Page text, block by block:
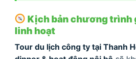
Kịch bản chương trình
linh hoạt
Tour du lịch công ty tại Thanh